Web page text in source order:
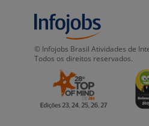
© Infojobs Brasil Atividades de
Todos os direitos reservados.